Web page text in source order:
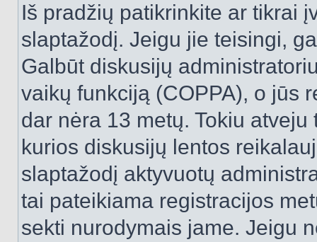
Iš pradžių patikrinkite ar tikrai
slaptažodį. Jeigu jie teisingi,
Galbūt diskusijų
vaikų funkciją (COPPA), o jūs
dar nėra 13 metų. Tokiu
kurios diskusijų lentos
slaptažodį aktyvuotų
tai pateikiama registracijos
sekti nurodymais jame. Jeigu